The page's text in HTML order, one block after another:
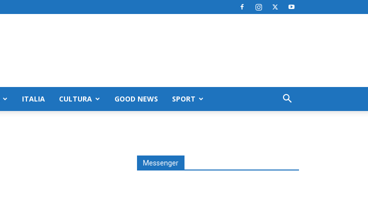
ITALIA CULTURA GOOD NEWS SPORT
Messenger